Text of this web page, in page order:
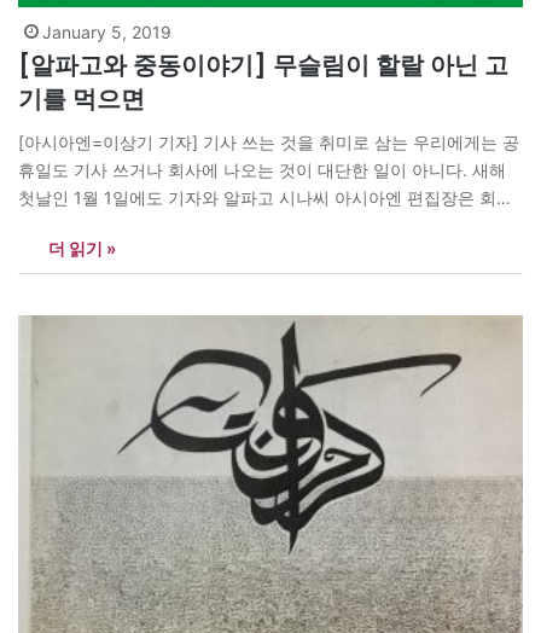
January 5, 2019
[알파고와 중동이야기] 무슬림이 할랄 아닌 고
기를 먹으면
[아시아엔=이상기 기자] 기사 쓰는 것을 취미로 삼는 우리에게는 공
휴일도 기사 쓰거나 회사에 나오는 것이 대단한 일이 아니다. 새해
첫날인 1월 1일에도 기자와 알파고 시나씨 아시아엔 편집장은 회사
로 할랄 음식이 아니면 안 먹는 탓에 산채비빔밥을 시켰다. 그와 같
은 공간에서 일한 것이 거의…
더 읽기 »